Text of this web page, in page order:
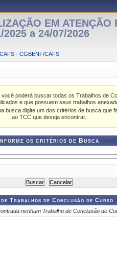
EM ATENÇÃO
a 24/07/2026
- CGBENF/CAFS
você poderá buscar todas os Trabalhos de
e que possuem seus trabalhos
busca digite um dos critérios de busca que
ao TCC que deseja encontrar.
Informe os critérios de Busca
Trabalhos de Conclusão de Curso
nenhum Trabalho de Conclusão de